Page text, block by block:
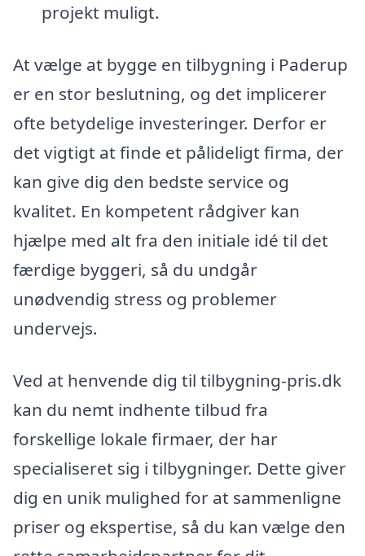
projekt muligt.
At vælge at bygge en tilbygning i Paderup
er en stor beslutning, og det implicerer
ofte betydelige investeringer. Derfor er
det vigtigt at finde et pålideligt firma, der
kan give dig den bedste service og
kvalitet. En kompetent rådgiver kan
hjælpe med alt fra den initiale idé til det
færdige byggeri, så du undgår
unødvendig stress og problemer
undervejs.
Ved at henvende dig til tilbygning-pris.dk
kan du nemt indhente tilbud fra
forskellige lokale firmaer, der har
specialiseret sig i tilbygninger. Dette giver
dig en unik mulighed for at sammenligne
priser og ekspertise, så du kan vælge den